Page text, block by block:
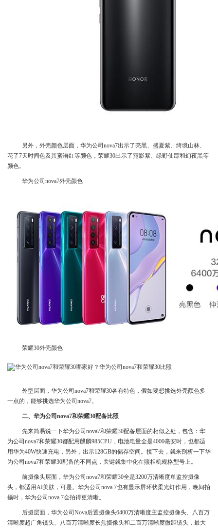
另外，外壳颜色层面，华为公司nova7出示了亮黑、盛夏紫、绮境山林、
花了7天时间色及其蜜语红等颜色，荣耀30出示了霓影紫、绿野仙踪和幻夜黑等
颜色。
华为公司nova7外壳颜色
荣耀30外壳颜色
外型层面，华为公司nova7和荣耀30各有特色，假如要想挑选外壳颜色多
一点的，能够挑选华为公司nova7。
二、华为公司nova7和荣耀30配备比照
先来简易说一下华为公司nova7和荣耀30配备层面的相似之处，包含：华
为公司nova7和荣耀30都配用麒麟985CPU，电池电量全是4000毫安时，也都适
用华为40W快速充电，另外，出示128GB的储存空间。接下去，就来剖析一下华
为公司nova7和荣耀30配备的不同点，关键就集中化在照相机规格型号上。
前摄像头层面，华为公司nova7和荣耀30全是3200万清晰度单监控摄像
头，都适用AI美肤，可是。华为公司nova 7也有显示屏环状柔光灯作用，晚间拍
攝时，华为公司nova 7会拍得更清晰。
后摄层面，华为公司Nova后置摄像头6400万清晰度主监控摄像头、八百万
清晰度超广角镜头、八百万清晰度长焦摄像头和二百万清晰度微距镜头，最大